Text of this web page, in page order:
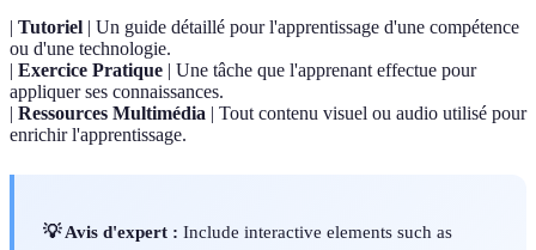
| Tutoriel | Un guide détaillé pour l'apprentissage d'une compétence
ou d'une technologie.
| Exercice Pratique | Une tâche que l'apprenant effectue pour
appliquer ses connaissances.
| Ressources Multimédia | Tout contenu visuel ou audio utilisé pour
enrichir l'apprentissage.
💡 Avis d'expert : Include interactive elements such as